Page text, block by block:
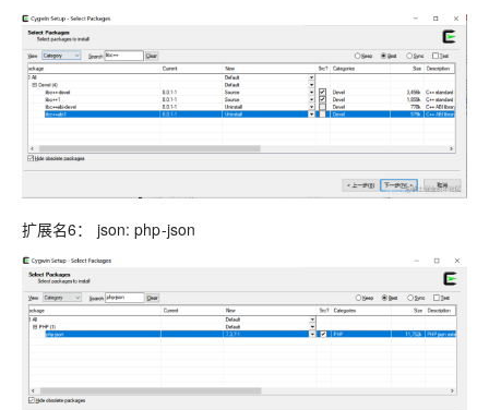
扩展名6： json: php-json